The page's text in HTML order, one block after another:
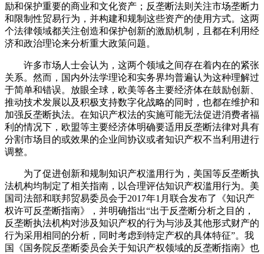
励和保护重要的商业和文化资产；反垄断法则关注市场垄断力
和限制性贸易行为，并构建和规制这些资产的使用方式。这两
个法律领域都关注创造和保护创新的激励机制，且都在利用经
济和政治理论来分析重大政策问题。
许多市场人士会认为，这两个领域之间存在着内在的紧张
关系。然而，国内外法学理论和实务界均普遍认为这种理解过
于简单和错误。放眼全球，欧美等各主要经济体在鼓励创新、
推动技术发展以及积极支持数字化战略的同时，也都在维护和
加强反垄断执法。在知识产权法的实施可能无法促进消费者福
利的情况下，欧盟等主要经济体明确要适用反垄断法律对具有
分割市场目的或效果的企业间协议或者知识产权不当利用进行
调整。
为了促进创新和规制知识产权滥用行为，美国等反垄断执
法机构均制定了相关指南，以合理评估知识产权滥用行为。美
国司法部和联邦贸易委员会于2017年1月联合发布了《知识产
权许可反垄断指南》，并明确指出“出于反垄断分析之目的，
反垄断执法机构对涉及知识产权的行为与涉及其他形式财产的
行为采用相同的分析，同时考虑到特定产权的具体特征”。我
国《国务院反垄断委员会关于知识产权领域的反垄断指南》也